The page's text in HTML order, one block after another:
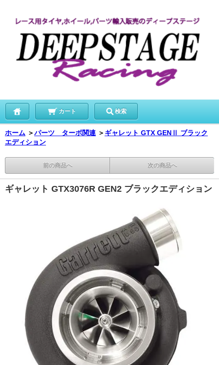
カート 検索
ホーム ＞パーツ ターボ関連 ＞ ギャレット GTX GENⅡ ブラック
エディション
前の商品へ 次の商品へ
ギャレット GTX3076R GEN2 ブラックエディション